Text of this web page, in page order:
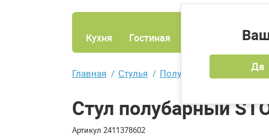
Да
Кухня Гостиная
Главная Стулья Полубарные стулья
Стул полубарный
Артикул 2411378602